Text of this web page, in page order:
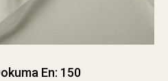
En: 150